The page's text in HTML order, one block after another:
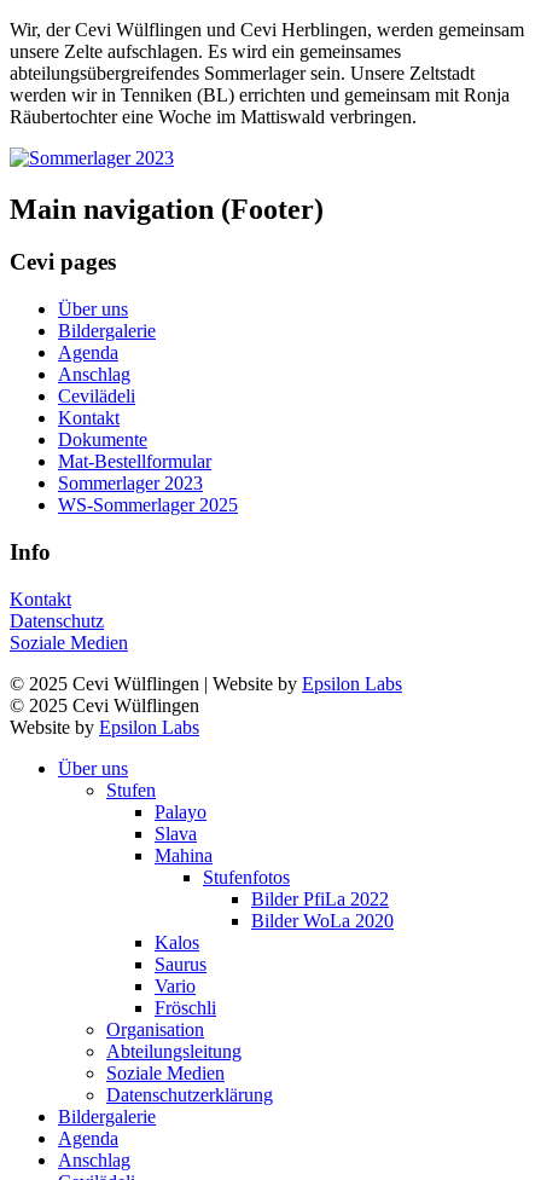
Wir, der Cevi Wülflingen und Cevi Herblingen, werden gemeinsam
unsere Zelte aufschlagen. Es wird ein gemeinsames
abteilungsübergreifendes Sommerlager sein. Unsere Zeltstadt
werden wir in Tenniken (BL) errichten und gemeinsam mit Ronja
Räubertochter eine Woche im Mattiswald verbringen.
Main navigation (Footer)
Cevi pages
Über uns
Bildergalerie
Agenda
Anschlag
Cevilädeli
Kontakt
Dokumente
Mat-Bestellformular
Sommerlager 2023
WS-Sommerlager 2025
Info
Kontakt
Datenschutz
Soziale Medien
© 2025 Cevi Wülflingen | Website by Epsilon Labs
© 2025 Cevi Wülflingen
Website by Epsilon Labs
Über uns
Stufen
Palayo
Slava
Mahina
Stufenfotos
Bilder PfiLa 2022
Bilder WoLa 2020
Kalos
Saurus
Vario
Fröschli
Organisation
Abteilungsleitung
Soziale Medien
Datenschutzerklärung
Bildergalerie
Agenda
Anschlag